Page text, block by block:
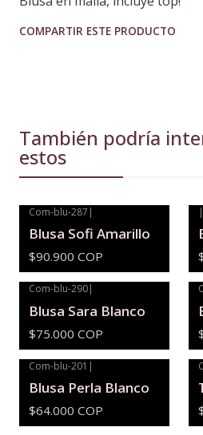
COMPARTIR ESTE PRODUCTO
También podría
estos
Com-blu-287 |
Blusa Sofi Amarillo
$90.900 COP
|
Com-blu-290|
Blusa Sara Blanco
$75.000 COP
Com-blu-201 |
Blusa Perla Blanco
$64.000 COP